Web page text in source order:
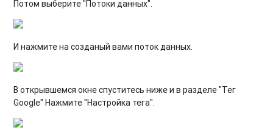
Потом выберите "Потоки данных".
И нажмите на созданый вами поток данных.
В открывшемся окне спуститесь ниже и в разделе "Тег
Google" Нажмите "Настройка тега".